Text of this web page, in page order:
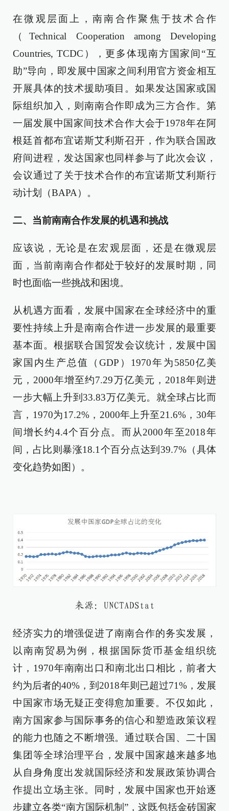
在微观层面上，南南合作聚焦于技术合作
（Technical Cooperation among Developing
Countries, TCDC），更多体现南方国家间“互
助”导向，即发展中国家之间利用官方资金相互
开展具体的技术援助项目。如果发达国家或国
际组织加入，则南南合作即成为三方合作。第
一届发展中国家间技术合作大会于1978年在阿
根廷首都布宜诺斯艾利斯召开，作为联合国政
府间进程，发达国家也同样参与了此次会议，
会议通过了关于技术合作的布宜诺斯艾利斯行
动计划（BAPA）。
二、当前南南合作发展的机遇和挑战
应该说，无论是在宏观层面，还是在微观层
面，当前南南合作都处于较好的发展时期，同
时也面临一些挑战和困境。
从机遇方面看，发展中国家在全球经济中的重
要性持续上升是南南合作进一步发展的最重要
基本面。根据联合国贸发会议统计，发展中国
家国内生产总值（GDP）1970年为5850亿美
元，2000年增至约7.29万亿美元，2018年则进
一步大幅上升到33.83万亿美元。就全球占比而
言，1970为17.2%，2000年上升至21.6%，30年
间增长约4.4个百分点。而从2000年至2018年
间，占比则暴涨18.1个百分点达到39.7%（具体
变化趋势如图）。
来源：UNCTADStat
经济实力的增强促进了南南合作的务实发展，
以南南贸易为例，根据国际货币基金组织统
计，1970年南南出口和南北出口相比，前者大
约为后者的40%，到2018年则已超过71%，发展
中国家市场无疑正变得愈加重要。不仅如此，
南方国家参与国际事务的信心和塑造政策议程
的能力也随之不断增强。通过联合国、二十国
集团等全球治理平台，发展中国家越来越多地
从自身角度出发就国际经济和发展政策协调合
作提出立场主张。同时，发展中国家也开始逐
步建立各类“南方国际机制”，这既包括金砖国家